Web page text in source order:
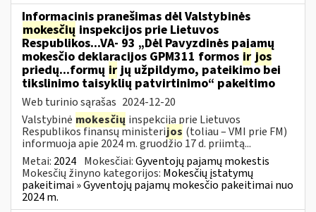
Informacinis pranešimas dėl Valstybinės
mokesčių inspekcijos prie Lietuvos
Respublikos...VA- 93 „Dėl Pavyzdinės pajamų
mokesčio deklaracijos GPM311 formos ir jos
priedų...formų irjų užpildymo, pateikimo bei
tikslinimo taisyklių patvirtinimo“ pakeitimo
Web turinio sąrašas 2024-12-20
Valstybinė mokesčių inspekcija prie Lietuvos
Respublikos finansų ministerijos (toliau – VMI prie FM)
informuoja apie 2024 m. gruodžio 17 d. priimtą...
Metai: 2024 Mokesčiai:Gyventojų pajamų mokestis
Mokesčių žinyno kategorijos: Mokesčių įstatymų
pakeitimai » Gyventojų pajamų mokesčio pakeitimai nuo
2024 m.